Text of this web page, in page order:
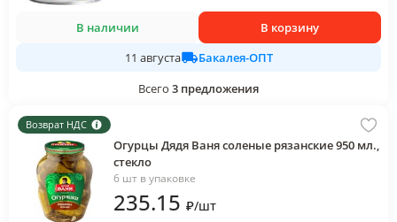
В наличии
В корзину
11 августа
Бакалея-ОПТ
Всего 3 предложения
Возврат НДС
Огурцы Дядя Ваня соленые рязанские 950 мл.,
стекло
6 шт в упаковке
235.15 ₽/шт